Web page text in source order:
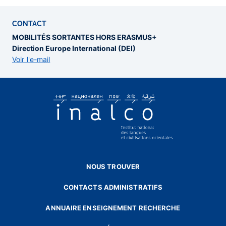
CONTACT
MOBILITÉS SORTANTES HORS ERASMUS+
Direction Europe International (DEI)
Voir l'e-mail
NOUS TROUVER
CONTACTS ADMINISTRATIFS
ANNUAIRE ENSEIGNEMENT RECHERCHE